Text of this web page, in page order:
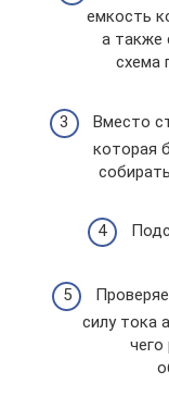
емкость
а также
схема
Вместо
которая
силу тока
чего